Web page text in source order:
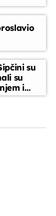
su
su
i